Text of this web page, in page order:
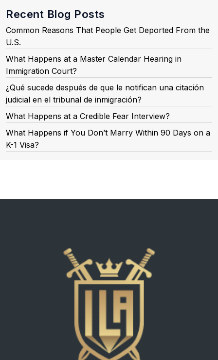
Recent Blog Posts
Common Reasons That People Get Deported From the
U.S.
What Happens at a Master Calendar Hearing in
Immigration Court?
¿Qué sucede después de que le notifican una citación
judicial en el tribunal de inmigración?
What Happens at a Credible Fear Interview?
What Happens if You Don’t Marry Within 90 Days on a
K-1 Visa?